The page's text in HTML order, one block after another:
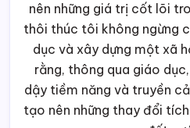
nên những giá trị cốt lõi
thôi thúc tôi không ngừng
dục và xây dựng một xã
rằng, thông qua giáo
dậy tiềm năng và truyền
tạo nên những thay đổi